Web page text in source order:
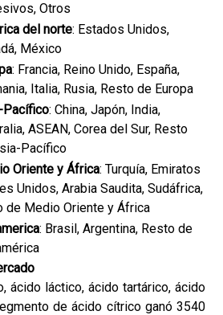
Otros
del norte: Estados Unidos,
México
: Francia, Reino Unido, España,
Italia, Rusia, Resto de Europa
Pacífico: China, Japón, India,
ASEAN, Corea del Sur, Resto
Pacífico
Oriente y África: Turquía, Emiratos
Unidos, Arabia Saudita, Sudáfrica,
de Medio Oriente y África
: Brasil, Argentina, Resto de
ácido láctico, ácido tartárico, ácido
de ácido cítrico ganó 3540